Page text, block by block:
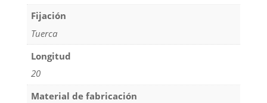
Fijación
Tuerca
Longitud
20
Material de fabricación